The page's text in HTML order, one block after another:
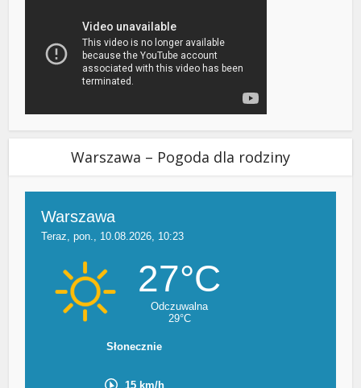
Warszawa – Pogoda dla rodziny